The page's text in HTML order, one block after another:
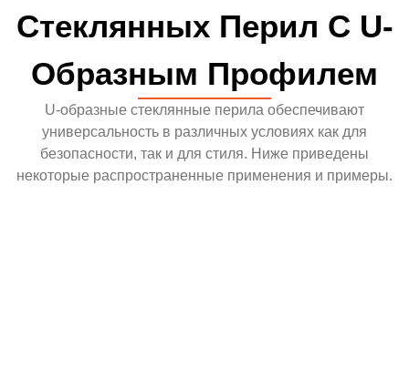
Стеклянных Перил С U-
Образным Профилем
U-образные стеклянные перила обеспечивают
универсальность в различных условиях как для
безопасности, так и для стиля. Ниже приведены
некоторые распространенные применения и примеры.